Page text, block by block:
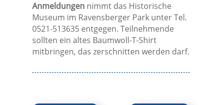
Anmeldungennimmt das Historische
Museum im Ravensberger Park unter Tel.
0521-513635 entgegen. Teilnehmende
sollten ein altes Baumwoll-T-Shirt
mitbringen, das zerschnitten werden darf.